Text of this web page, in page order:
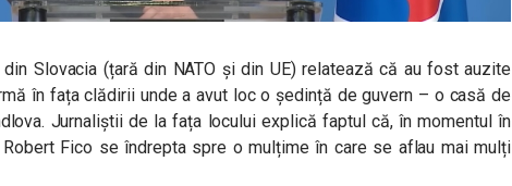
din Slovacia (țară din NATO și din UE) relatează că au fost auzite
în fața clădirii unde a avut loc o ședință de guvern – o casă de
Jurnaliștii de la fața locului explică faptul că, în momentul în
Fico se îndrepta spre o mulțime în care se aflau mai mulți